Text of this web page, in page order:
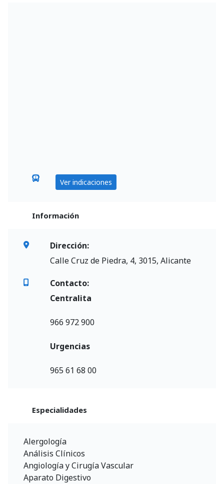
Ver indicaciones
Información
Dirección:
Calle Cruz de Piedra, 4, 3015, Alicante
Contacto:
Centralita
966 972 900
Urgencias
965 61 68 00
Especialidades
Alergología
Análisis Clínicos
Angiología y Cirugía Vascular
Aparato Digestivo